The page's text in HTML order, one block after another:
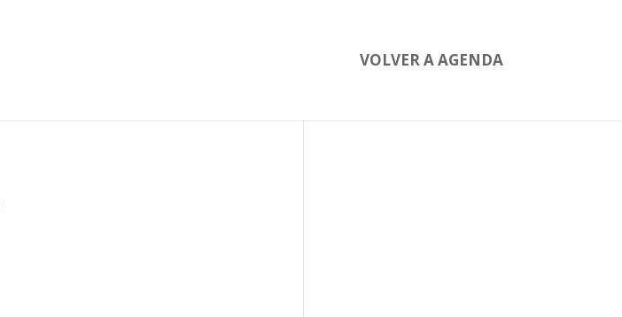
VOLVER A AGENDA